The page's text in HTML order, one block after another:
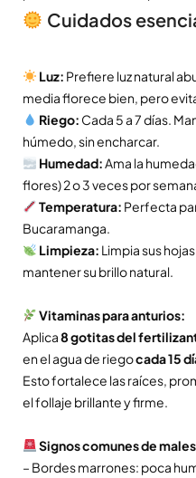
Cuidados
Luz: Prefiere luz natural
media florece bien, pero
Riego: Cada 5 a 7 días.
húmedo, sin encharcar.
Humedad: Ama la
flores) 2 o 3 veces por
Temperatura: Perfecta
Bucaramanga.
Limpieza: Limpia sus
mantener su brillo natural.
Vitaminas para anturios:
Aplica8 gotitas del
en el agua de riegocada 15
Esto fortalece las raíces,
el follaje brillante y firme.
Signos comunes de
– Bordes marrones: poca